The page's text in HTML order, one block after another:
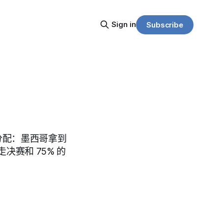
Sign in Subscribe
：墨西哥拿到
决赛和 75% 的